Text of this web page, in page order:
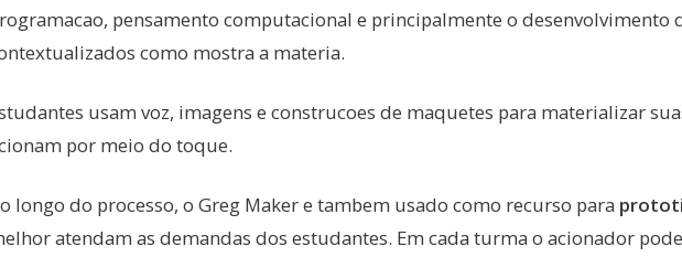
pensamento computacional e principalmente o desenvolvimento
como mostra a materia.
usam voz, imagens e construcoes de maquetes para materializar
por meio do toque.
longo do processo, o Greg Maker e tambem usado como recurso para
atendam as demandas dos estudantes. Em cada turma o acionador